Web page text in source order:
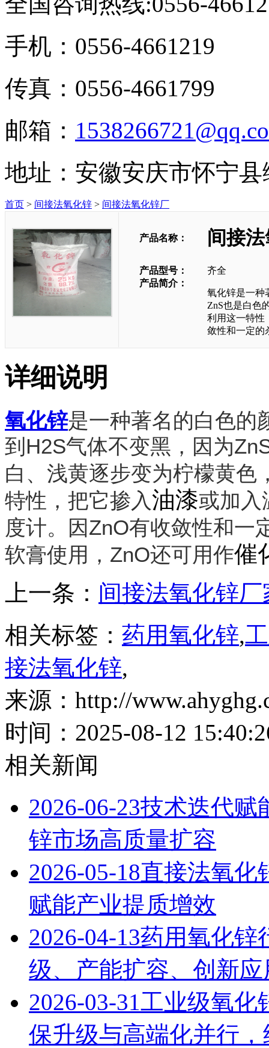
手机：0556-4661219
传真：0556-4661799
邮箱：
地址：安徽安庆市怀宁
首页 > 间接法氧化锌 > 间接法氧化锌厂
产品名称： 间接
产品型号：
齐全
产品简介：
氧化锌是一种
ZnS也是白色
利用这一特性
敛性和一定的
详细说明
氧化锌是一种著名的白色的
到H2S气体不变黑，因为
白、浅黄逐步变为柠檬黄色
特性，把它掺入油漆或加入
度计。因ZnO有收敛性和一
软膏使用，ZnO还可用作催
上一条： 间接法氧化锌厂
相关标签： 药用氧化锌,
接法氧化锌,
来源：http://
时间：2025-08-12
相关新闻
2026-06-23技术迭代赋
锌市场高质量扩容
2026-05-18直接法氧化
赋能产业提质增效
2026-04-13药用氧化锌
级、产能扩容、创新
2026-03-31工业级氧化
保升级与高端化并行